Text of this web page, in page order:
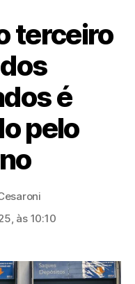
terceiro
é
pelo
às 10:10